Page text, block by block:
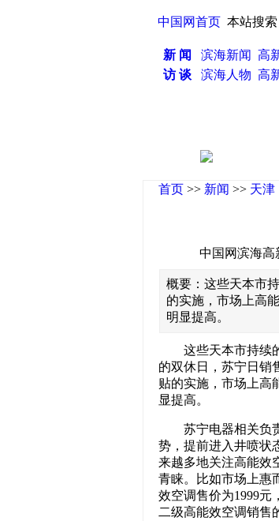
中国网首页 本站搜索
新 闻
滨海新闻 高
访 谈
滨海人物 高
首页 >> 新闻 >> 天津
中国网滨海高
概要：这些天本市
的实施，市场上高
明显提高。
这些天本市持续的
的双休日，苏宁日销
贴的实施，市场上高
显提高。
苏宁电器相关负责
势，提前进入井喷状
来越多地关注高能效
青睐。比如市场上惠
效空调售价为1999元
二级高能效空调销售